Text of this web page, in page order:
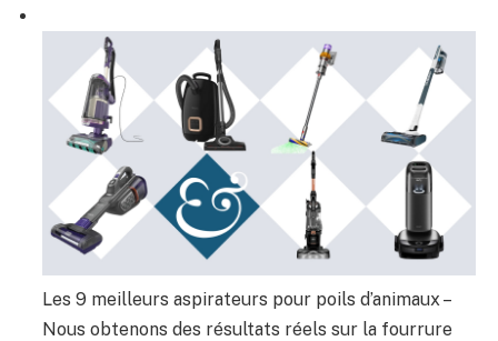
Les 9 meilleurs aspirateurs pour poils d’animaux –
Nous obtenons des résultats réels sur la fourrure